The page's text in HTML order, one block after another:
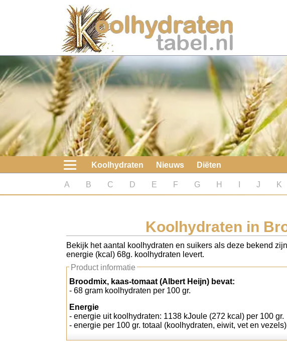
Koolhydraten
Nieuws
Koolhydraatarme diëten
Boeken
koolhydraatarme diëten
Diabetes test
Koolhydraten tellen
Koolhydraten Nieuws Diëten
A B C D E F G H J K
Koolhydraten in
Bekijk het aantal koolhydraten en suikers als deze bekend
energie (kcal) 68g. koolhydraten levert.
Product informatie
Broodmix, kaas-tomaat (Albert Heijn) bevat:
- 68 gram koolhydraten per 100 gr.
Energie
- energie uit koolhydraten: 1138 kJoule (272 kcal) per 100 gr.
- energie per 100 gr. totaal (koolhydraten, eiwit, vet en